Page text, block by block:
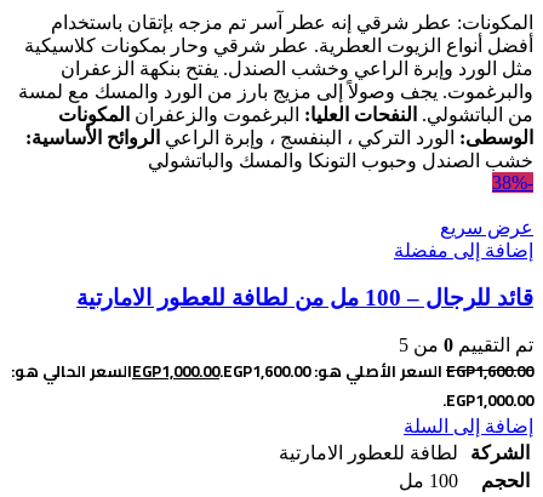
المكونات: عطر شرقي إنه عطر آسر تم مزجه بإتقان باستخدام
أفضل أنواع الزيوت العطرية. عطر شرقي وحار بمكونات كلاسيكية
مثل الورد وإبرة الراعي وخشب الصندل. يفتح بنكهة الزعفران
والبرغموت. يجف وصولاً إلى مزيج بارز من الورد والمسك مع لمسة
من الباتشولي. النفحات العليا: البرغموت والزعفران المكونات
الوسطى: الورد التركي ، البنفسج ، وإبرة الراعي الروائح الأساسية:
خشب الصندل وحبوب التونكا والمسك والباتشولي
-38%
عرض سريع
إضافة إلى مفضلة
قائد للرجال – 100 مل من لطافة للعطور الامارتية
تم التقييم 0 من 5
EGP1,600.00 السعر الأصلي هو: EGP1,600.00. EGP1,000.00
السعر الحالي هو:
EGP1,000.00.
إضافة إلى السلة
الشركة
لطافة للعطور الامارتية
الحجم
100 مل